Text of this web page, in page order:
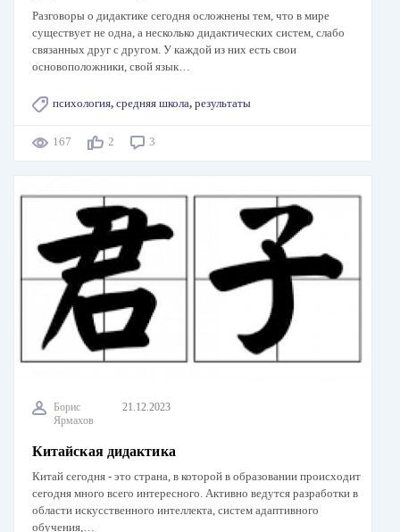
Разговоры о дидактике сегодня осложнены тем, что в мире
существует не одна, а несколько дидактических систем, слабо
связанных друг с другом. У каждой из них есть свои
основоположники, свой язык…
психология, средняя школа, результаты
167 2 3
Борис
Ярмахов
21.12.2023
Китайская дидактика
Китай сегодня - это страна, в которой в образовании происходит
сегодня много всего интересного. Активно ведутся разработки в
области искусственного интеллекта, систем адаптивного
обучения,…